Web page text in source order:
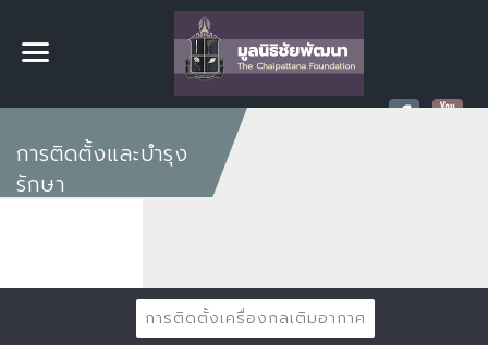
การติดตั้งและบำรุง
รักษา
การติดตั้งเครื่องกลเติมอากาศ